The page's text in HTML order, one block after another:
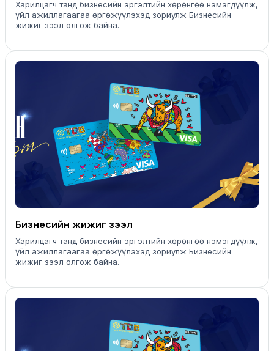
Харилцагч танд бизнесийн эргэлтийн хөрөнгөө нэмэгдүүлж,
үйл ажиллагаагаа өргөжүүлэхэд зориулж Бизнесийн
жижиг зээл олгож байна.
Бизнесийн жижиг зээл
Харилцагч танд бизнесийн эргэлтийн хөрөнгөө нэмэгдүүлж,
үйл ажиллагаагаа өргөжүүлэхэд зориулж Бизнесийн
жижиг зээл олгож байна.